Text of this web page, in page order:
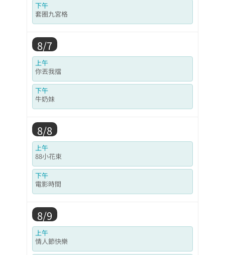
下午
套圈九宮格
8/7
上午
你丟我擋
下午
牛奶妹
8/8
上午
88小花束
下午
電影時間
8/9
上午
情人節快樂